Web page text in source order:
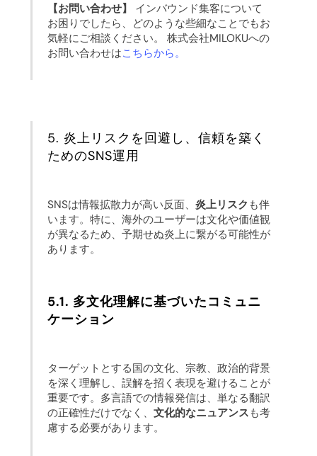
【お問い合わせ】
インバウンド集客について
お困りでしたら、どのような些細なことでもお
気軽にご相談ください。 株式会社MILOKUへの
お問い合わせはこちらから。
5. 炎上リスクを回避し、信頼を築く
ためのSNS運用
SNSは情報拡散力が高い反面、炎上リスク も伴
います。特に、海外のユーザーは文化や価値観
が異なるため、予期せぬ炎上に繋がる可能性が
あります。
5.1. 多文化理解に基づいたコミュニ
ケーション
ターゲットとする国の文化、宗教、政治的背景
を深く理解し、誤解を招く表現を避けることが
重要です。多言語での情報発信は、単なる翻訳
の正確性だけでなく、文化的なニュアンス も考
慮する必要があります。